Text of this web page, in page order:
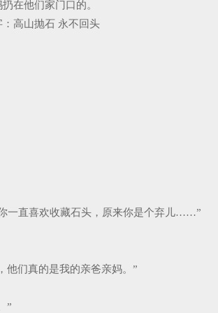
在他们家门口的。
高山抛石 永不回头
一直喜欢收藏石头，原来你是个弃儿……”
他们真的是我的亲爸亲妈。”
”